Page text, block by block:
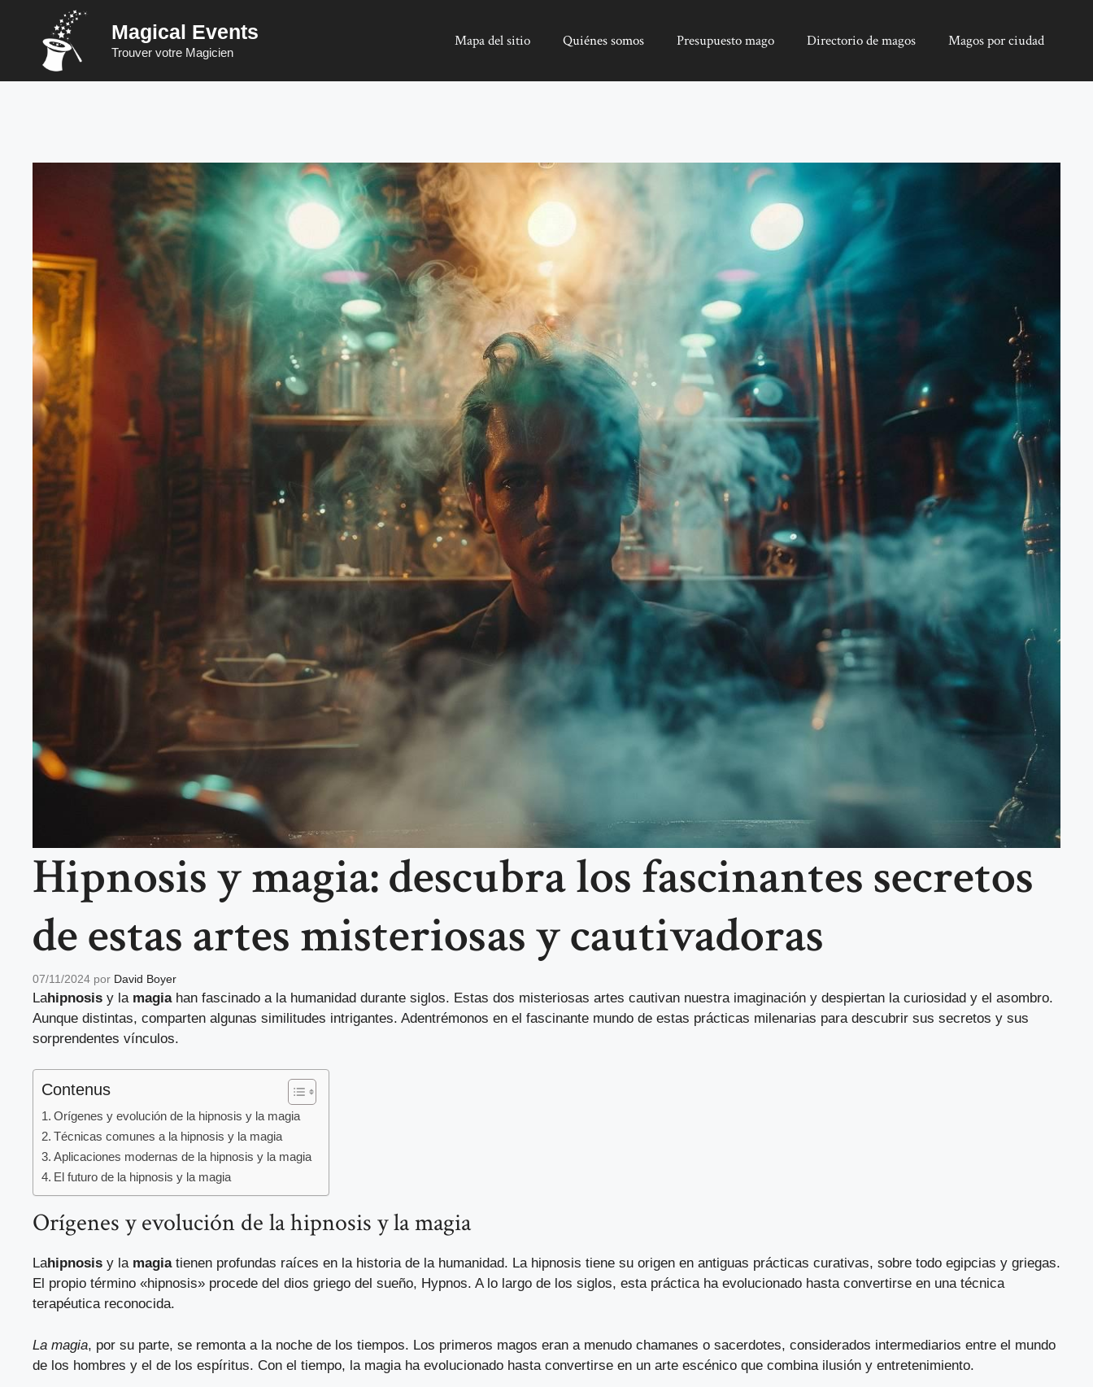
contenido
Magical Events
Trouver votre Magicien
Mapa del sitio Quiénes somos Presupuesto mago Directorio de magos Magos por ciudad
Hipnosis y magia: descubra los fascinantes secretos
de estas artes misteriosas y cautivadoras
07/11/2024 por David Boyer
Lahipnosis y la magiahan fascinado a la humanidad durante siglos. Estas dos misteriosas artes cautivan nuestra imaginación y despiertan la curiosidad y el asombro.
Aunque distintas, comparten algunas similitudes intrigantes. Adentrémonos en el fascinante mundo de estas prácticas milenarias para descubrir sus secretos y sus
sorprendentes vínculos.
Contenus
Orígenes y evolución de la hipnosis y la magia
Técnicas comunes a la hipnosis y la magia
Aplicaciones modernas de la hipnosis y la magia
El futuro de la hipnosis y la magia
Orígenes y evolución de la hipnosis y la magia
Lahipnosis y la magiatienen profundas raíces en la historia de la humanidad. La hipnosis tiene su origen en antiguas prácticas curativas, sobre todo egipcias y griegas.
El propio término «hipnosis» procede del dios griego del sueño, Hypnos. A lo largo de los siglos, esta práctica ha evolucionado hasta convertirse en una técnica
terapéutica reconocida.
La magia, por su parte, se remonta a la noche de los tiempos. Los primeros magos eran a menudo chamanes o sacerdotes, considerados intermediarios entre el mundo
de los hombres y el de los espíritus. Con el tiempo, la magia ha evolucionado hasta convertirse en un arte escénico que combina ilusión y entretenimiento.